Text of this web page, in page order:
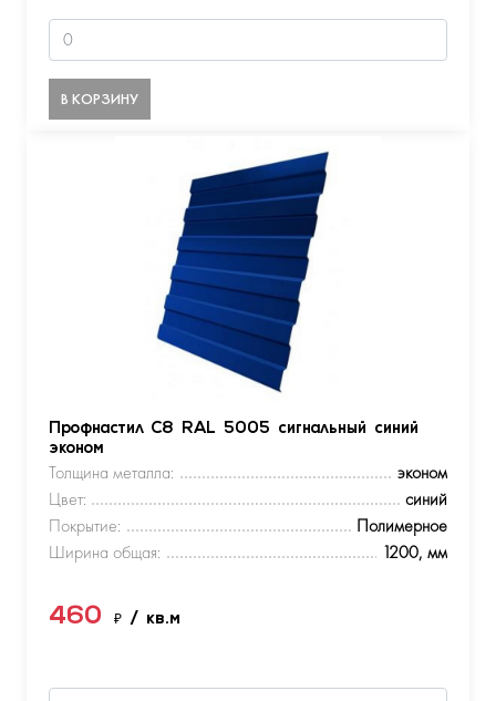
В КОРЗИНУ
Профнастил С8 RAL 5005 сигнальный синий
эконом
Толщина металла:
эконом
Цвет:
синий
Покрытие:
Полимерное
Ширина общая:
1200, мм
460 ₽ / кв.м